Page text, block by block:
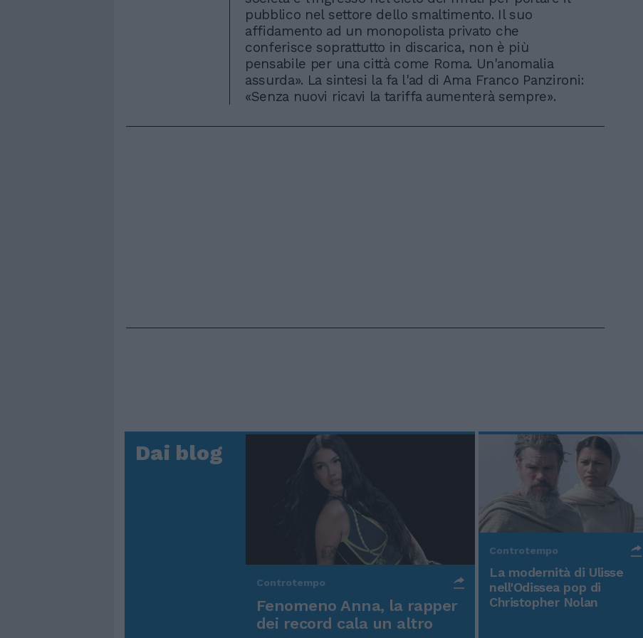
pubblico nel settore dello smaltimento. Il suo
affidamento ad un monopolista privato che
conferisce soprattutto in discarica, non è più
pensabile per una città come Roma. Un'anomalia
assurda». La sintesi la fa l'ad di Ama Franco Panzironi:
«Senza nuovi ricavi la tariffa aumenterà sempre».
Dai blog
Controtempo
Fenomeno Anna, la rapper
dei record cala un altro
Controtempo
La modernità di Ulisse
nell'Odissea pop di
Christopher Nolan